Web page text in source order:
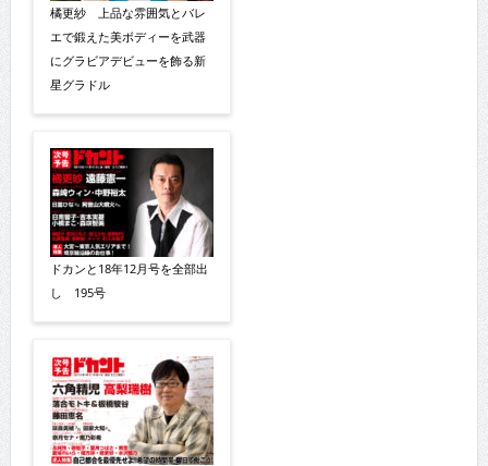
橘更紗 上品な雰囲気とバレ
エで鍛えた美ボディーを武器
にグラビアデビューを飾る新
星グラドル
ドカンと18年12月号を全部出
し 195号